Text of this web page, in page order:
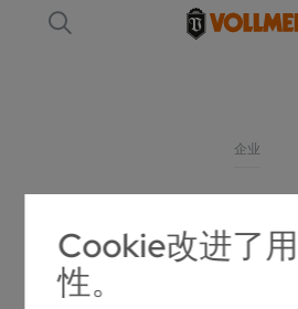
Cookie改进了
性。
企业
追求完美的